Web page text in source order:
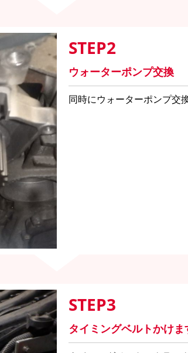
STEP2
ウォーターポンプ交換
同時にウォーターポンプ交
STEP3
タイミングベルトかけま